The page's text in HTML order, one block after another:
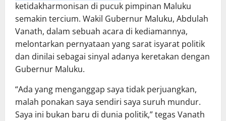
ketidakharmonisan di pucuk pimpinan Maluku
semakin tercium. Wakil Gubernur Maluku, Abdulah
Vanath, dalam sebuah acara di kediamannya,
melontarkan pernyataan yang sarat isyarat politik
dan dinilai sebagai sinyal adanya keretakan dengan
Gubernur Maluku.
“Ada yang menganggap saya tidak perjuangkan,
malah ponakan saya sendiri saya suruh mundur.
Saya ini bukan baru di dunia politik,” tegas Vanath